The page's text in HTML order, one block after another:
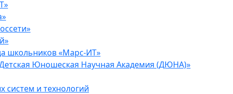
школьников «Марс-ИТ»
Юношеская Научная Академия (ДЮНА)»
и технологий